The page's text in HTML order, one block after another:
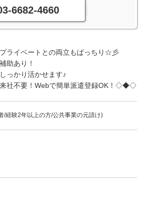
6682-4660
ライベートとの両立もばっちり☆彡
助あり！
っかり活かせます♪
社不要！Webで簡単派遣登録OK！◇◆◇
/経験2年以上の方/公共事業の元請け)